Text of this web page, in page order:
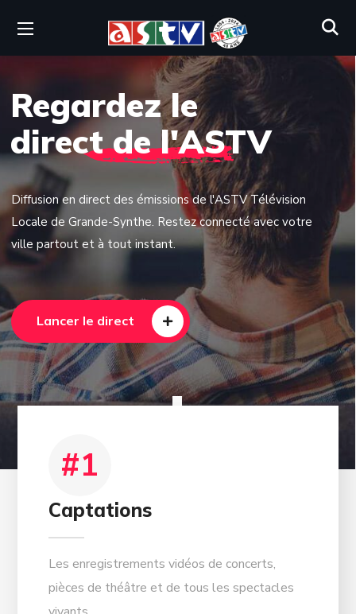
Regardez le
direct de l'ASTV
Diffusion en direct des émissions de l'ASTV Télévision
Locale de Grande-Synthe. Restez connecté avec votre
ville partout et à tout instant.
Lancer le direct
01
#1
Captations
Les enregistrements vidéos de concerts,
pièces de théâtre et de tous les spectacles